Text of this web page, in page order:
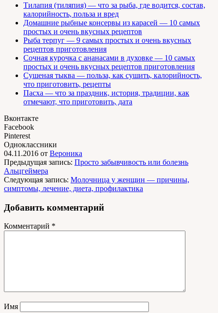
Тилапия (тиляпия) — что за рыба, где водится, состав,
калорийность, польза и вред
Домашние рыбные консервы из карасей — 10 самых
простых и очень вкусных рецептов
Рыба терпуг — 9 самых простых и очень вкусных
рецептов приготовления
Сочная курочка с ананасами в духовке — 10 самых
простых и очень вкусных рецептов приготовления
Сушеная тыква — польза, как сушить, калорийность,
что приготовить, рецепты
Пасха — что за праздник, история, традиции, как
отмечают, что приготовить, дата
Вконтакте
Facebook
Pinterest
Одноклассники
04.11.2016 от Вероника
Предыдущая запись: Просто забывчивость или болезнь
Альцгеймера
Следующая запись: Молочница у женщин — причины,
симптомы, лечение, диета, профилактика
Добавить комментарий
Комментарий *
Имя